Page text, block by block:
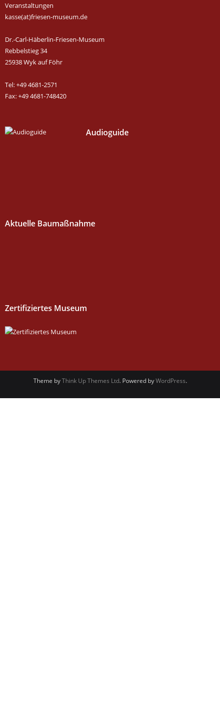
Veranstaltungen
kasse(at)friesen-museum.de
Dr.-Carl-Häberlin-Friesen-Museum
Rebbelstieg 34
25938 Wyk auf Föhr
Tel: +49 4681-2571
Fax: +49 4681-748420
Audioguide
Aktuelle Baumaßnahme
Zertifiziertes Museum
Theme byThink Up Themes Ltd. Powered byWordPress.